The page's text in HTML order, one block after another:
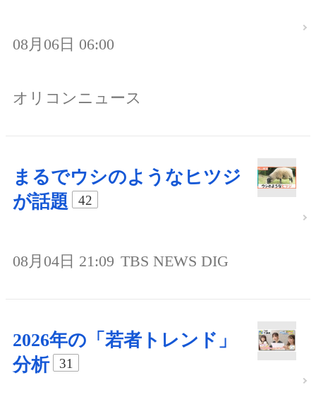
08月06日 06:00
オリコンニュース
まるでウシのようなヒツジ
が話題
42
08月04日 21:09 TBS NEWS DIG
2026年の「若者トレンド」
分析
31